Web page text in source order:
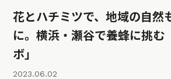
花とハチミツで、地域の自然
に。横浜・瀬谷で養蜂に挑む
ボ」
2023.06.02